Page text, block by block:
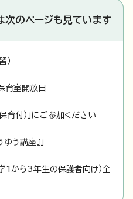
次のページも見ています
）
室開放日
育付）」にご参加ください
う講座』」
学1から3年生の保護者向け）全